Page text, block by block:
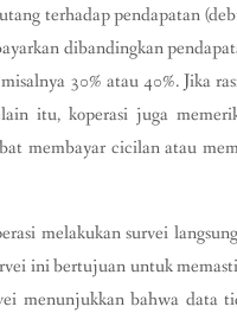
terhadap pendapatan
dibandingkan
30% atau 40%. Jika
itu, koperasi juga
membayar cicilan atau
melakukan survei
ini bertujuan untuk
menunjukkan bahwa data